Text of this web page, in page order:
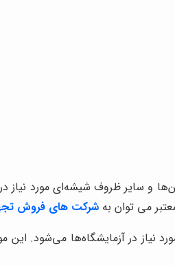
و سایر ظروف شیشه‌ای مورد
می توان به شرکت های فروش
نیاز در آزمایشگاه‌ها می‌شود. این